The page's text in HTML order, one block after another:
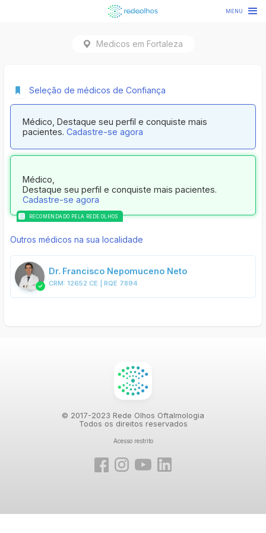
MENU
Medicos em Fortaleza
Seleção de médicos de Confiança
Médico, Destaque seu perfil e conquiste mais
pacientes. Cadastre-se agora
Médico,
Destaque seu perfil e conquiste mais pacientes.
Cadastre-se agora
RECOMENDADO PELA REDE OLHOS
Outros médicos na sua localidade
CRM: 12652 CE | RQE 7894
Dr. Francisco Nepomuceno Neto
© 2017-2023 Rede Olhos Oftalmologia
Todos os direitos reservados
Acesso restrito